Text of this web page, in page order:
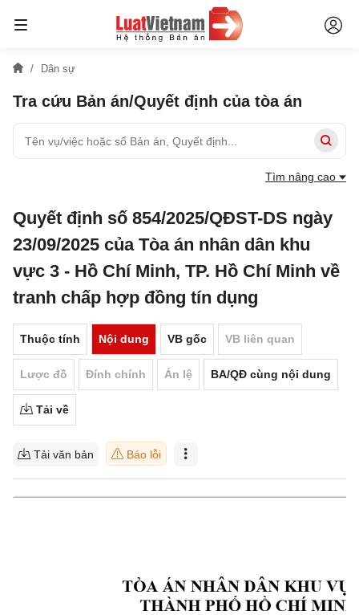
Dân sự
Tra cứu Bản án/Quyết định của tòa án
Tìm nâng cao
Quyết định số 854/2025/QĐST-DS ngày
23/09/2025 của Tòa án nhân dân khu
vực 3 - Hồ Chí Minh, TP. Hồ Chí Minh về
tranh chấp hợp đồng tín dụng
Thuộc tính Nội dung VB gốc VB liên quan
Lược đồ Đính chính Án lệ BA/QĐ cùng nội dung
Tải về
Tải văn bản Báo lỗi